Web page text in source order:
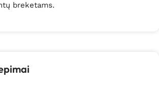
breketams.